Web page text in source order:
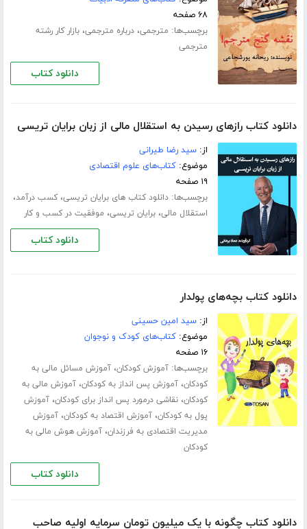
۶۸ صفحه
برچسب‌ها: مترجمی،درباره مترجمی،بازار کار رشته
مترجمی
دانلود کتاب
دانلود کتاب رازهای رسیدن به استقلال مالی از زبان برایان تریسی
از:سید رضا طیرانی
موضوع:کتاب‌های علوم اقتصادی
۱۹ صفحه
برچسب‌ها:دانلود کتاب های برایان تریسی،کسب درآمد،
استقلال مالی،برایان تریسی، موفقیت در کسب و کار
دانلود کتاب
دانلود کتاب بچه‌های پولدار
از:سید امین حسینی
موضوع:کتاب‌های کودک و نوجوان
۱۶ صفحه
برچسب‌ها:آموزش کودکان،آموزش مسائل مالی به
کودکان،آموزش پس انداز به کودکان،آموزش مالی به
کودکان،نقاشی درمورد پس انداز برای کودکان،آموزش
پول به کودکان،آموزش اقتصاد به کودکان،آموزش
مدیریت اقتصادی به فرزندان،آموزش هوش مالی به
کودکان
دانلود کتاب
دانلود کتاب چگونه با یک میلیون تومان سرمایه اولیه صاحب